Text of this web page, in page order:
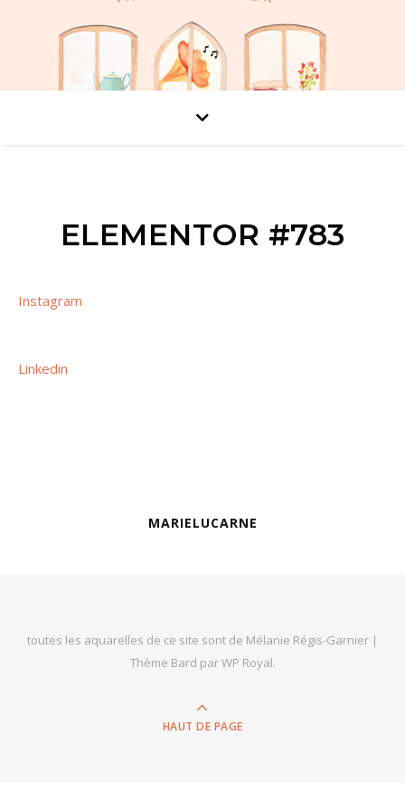
ELEMENTOR #783
Instagram
Linkedin
MARIELUCARNE
toutes les aquarelles de ce site sont de Mélanie Régis-Garnier |
Thème Bard parWP Royal.
HAUT DE PAGE